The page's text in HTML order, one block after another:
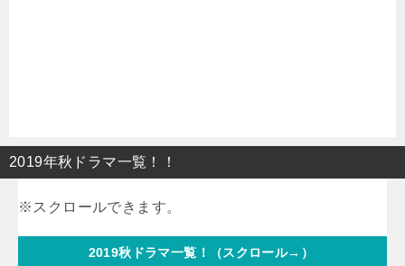
2019年秋ドラマ一覧！！
2019秋ドラマ一覧！（スクロール→）